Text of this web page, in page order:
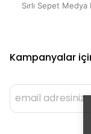
Sırlı Sepet
Kampanyalar